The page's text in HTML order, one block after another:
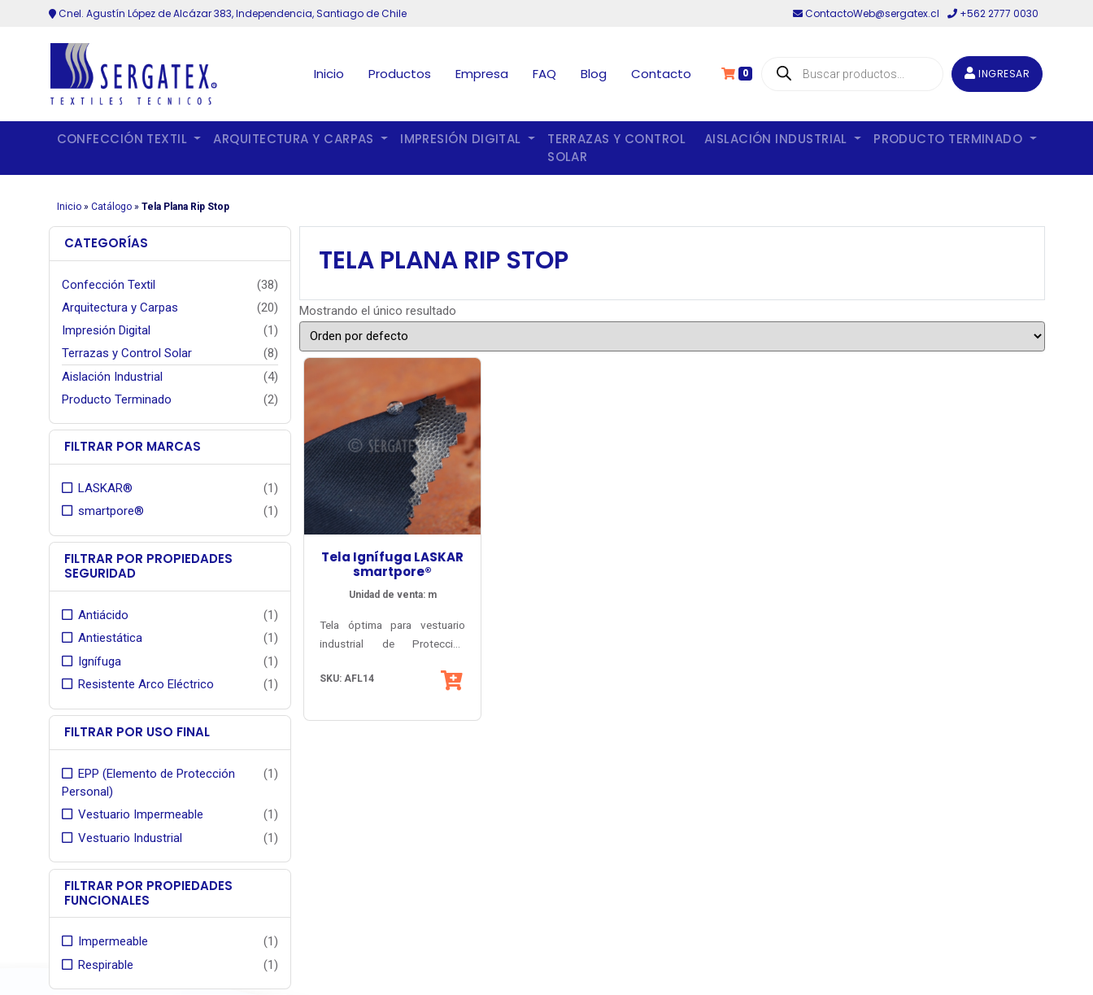
Cnel. Agustín López de Alcázar 383, Independencia, Santiago de Chile ContactoWeb@sergatex.cl +562 2777 0030
Inicio Productos Empresa FAQ Blog Contacto 0
Búsqueda
de INGRESAR
CONFECCIÓN TEXTIL ARQUITECTURA Y CARPAS IMPRESIÓN DIGITAL
TERRAZAS Y CONTROL
SOLAR
AISLACIÓN INDUSTRIAL PRODUCTO TERMINADO
Inicio» Catálogo» Tela Plana Rip Stop
CATEGORÍAS
Confección Textil
(38)
Arquitectura y Carpas
(20)
Impresión Digital
(1)
Terrazas y Control Solar
(8)
Aislación Industrial
(4)
Producto Terminado
(2)
FILTRAR POR MARCAS
LASKAR®
(1)
smartpore®
(1)
FILTRAR POR PROPIEDADES
SEGURIDAD
Antiácido
(1)
Antiestática
(1)
Ignífuga
(1)
Resistente Arco Eléctrico
(1)
FILTRAR POR USO FINAL
EPP (Elemento de Protección
Personal)
(1)
Vestuario Impermeable
(1)
Vestuario Industrial
(1)
FILTRAR POR PROPIEDADES
FUNCIONALES
Impermeable
(1)
Respirable
(1)
TELA PLANA RIP STOP
Mostrando el único resultado
Tela Ignífuga LASKAR
smartpore®
Unidad de venta: m
Tela óptima para vestuario
industrial de Protección
Arco Eléctrico. Inherentemente
SKU: AFL14